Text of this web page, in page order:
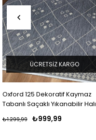
Oxford 125 Dekoratif Kaymaz
Tabanlı Saçaklı Yıkanabilir Halı
Yolluk Mdd ZNTKLM
₺999,99
₺1.299,99
ÜCRETSIZ KARGO